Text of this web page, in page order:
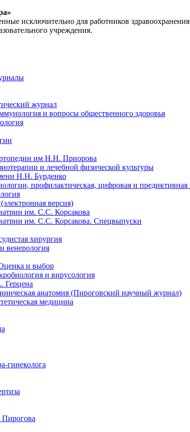
исключительно для работников
учреждения.
журнал
и вопросы общественного здоровья
им Н.Н. Приорова
и лечебной физической культуры
Н.Н. Бурденко
профилактическая, цифровая и
версия)
им. С.С. Корсакова
им. С.С. Корсакова. Спецвыпуски
хирургия
венерология
и выбор
и вирусология
Герцена
анатомия (Пироговский научный журнал)
медицина
гинеколога